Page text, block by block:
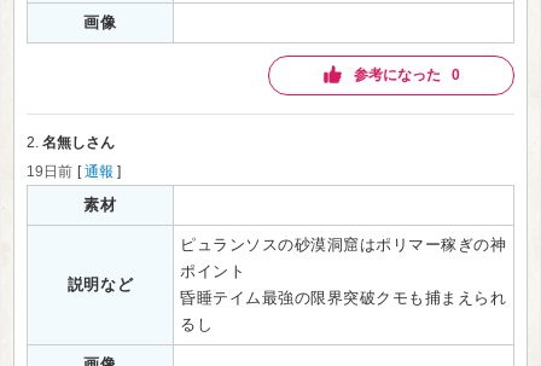
画像
参考になった 0
2. 名無しさん
19日前 [通報 ]
素材
説明など
ピュランソスの砂漠洞窟はポリマー稼ぎの神
ポイント
昏睡テイム最強の限界突破クモも捕まえられ
るし